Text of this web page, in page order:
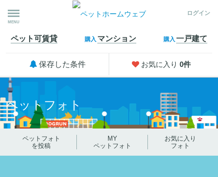
MENU
ログイン
ペット可賃貸 購入 マンション 購入 一戸建て
保存した条件 お気に入り 0件
ペットフォト
ペットフォト
を投稿
MY
ペットフォト
お気に入り
フォト